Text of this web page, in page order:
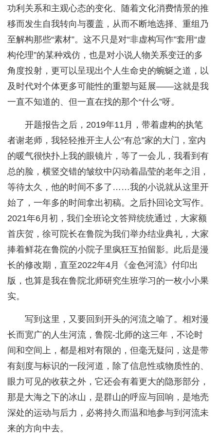
功利关系和主观心态的变化、随着文化消费情景的推
移而发生自我转向与覆盖，从而不断地选择、重组乃
至解构那些“素材”。这不只是对“非虚构写作”套用“虚
构伦理”的某种戏仿，也是对小说人物关系变迁的多
角度投射，更可以呈现出个人生命史的蜿蜒之道，以
及时代对个体更多可能性的重塑与延展——这就是我
一直不知道的、但一直在找的那个“什么”呀。
开题报告之后，2019年11月，带着虚构的执笔
者谢老师，我轻轻推开主人公“有总”家的大门，室内
的暖气很快扑上我的眼镜片，等了一会儿，我看到有
总的脸，横竖交错的皱纹中闪动着晶莹的老年之泪，
等待太久，他的时间不多了……我的小说就从这里开
始了，一年多的时间拿出初稿。之后扑回论文写作。
2021年6月初，我们全班论文答辩统统通过，大家额
首庆贺，徐可院长在鲁院为我们举办结业典礼，大家
捧着鲜花在鲁院的小院子里疯狂互拍留影。此后是漫
长的修改期，直至2022年4月《金色河流》付印出
版，也算是我在鲁院北师研究生班学习的一枚小小果
实。
写到这里，又要回到开头的河流之喻了。相对漫
长而宽广的人生河流，鲁院-北师的这三年，不论时
间和空间上，都是相对有限的，但毫无疑问，这是带
有刻度与标识的一段河道，除了信息性或物质性的、
眼力可见的收获之外，它还会有着更大的隐形部分，
那是大海之下的冰山，是群山的呼应与回响，是地壳
深处的运动与后力，必将持久而温和地参与到河流未
来的方向中去。